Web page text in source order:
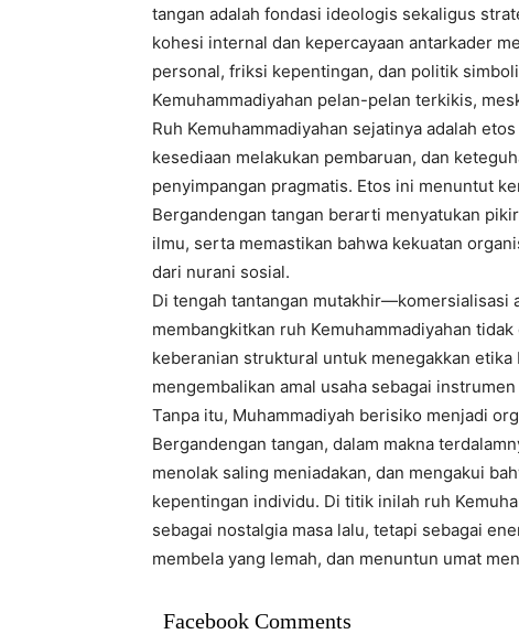
tangan adalah fondasi ideologis sekaligus
kohesi internal dan kepercayaan antarkader
personal, friksi kepentingan, dan politik
Kemuhammadiyahan pelan-pelan terkikis,
Ruh Kemuhammadiyahan sejatinya adalah
kesediaan melakukan pembaruan, dan
penyimpangan pragmatis. Etos ini menuntut
Bergandengan tangan berarti menyatukan
ilmu, serta memastikan bahwa kekuatan
dari nurani sosial.
Di tengah tantangan mutakhir—komersialisasi
membangkitkan ruh Kemuhammadiyahan
keberanian struktural untuk menegakkan
mengembalikan amal usaha sebagai
Tanpa itu, Muhammadiyah berisiko menjadi
Bergandengan tangan, dalam makna
menolak saling meniadakan, dan mengakui
kepentingan individu. Di titik inilah ruh
sebagai nostalgia masa lalu, tetapi sebagai
membela yang lemah, dan menuntun umat
Facebook Comments